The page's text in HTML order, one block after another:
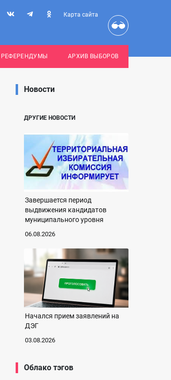
Карта сайта
АРХИВ ВЫБОРОВ
Новости
ДРУГИЕ НОВОСТИ
Завершается период
выдвижения кандидатов
муниципального уровня
06.08.2026
Начался прием заявлений на
ДЭГ
03.08.2026
Облако тэгов